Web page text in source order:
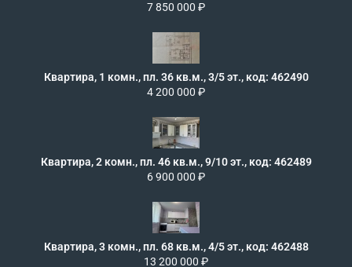
7 850 000 ₽
Квартира, 1 комн., пл. 36 кв.м., 3/5 эт., код: 462490
4 200 000 ₽
Квартира, 2 комн., пл. 46 кв.м., 9/10 эт., код: 462489
6 900 000 ₽
Квартира, 3 комн., пл. 68 кв.м., 4/5 эт., код: 462488
13 200 000 ₽